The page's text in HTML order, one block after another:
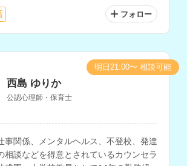
フォロー
西島 ゆりか
公認心理師・保育士
事関係、メンタルヘルス、不登校、発達
相談などを得意とされているカウンセラ
明日21:00〜 相談可能